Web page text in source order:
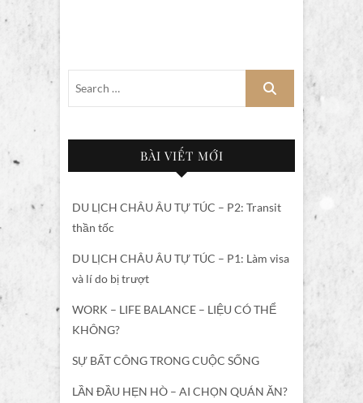
BÀI VIẾT MỚI
DU LỊCH CHÂU ÂU TỰ TÚC – P2: Transit
thần tốc
DU LỊCH CHÂU ÂU TỰ TÚC – P1: Làm visa
và lí do bị trượt
WORK – LIFE BALANCE – LIỆU CÓ THỂ
KHÔNG?
SỰ BẤT CÔNG TRONG CUỘC SỐNG
LẦN ĐẦU HẸN HÒ – AI CHỌN QUÁN ĂN?